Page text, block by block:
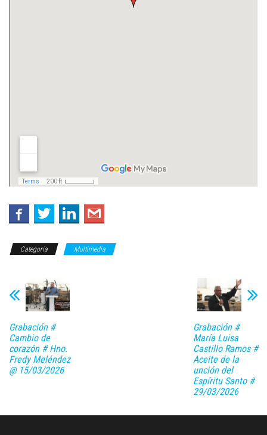
Categoría Multimedia
Grabación #
Cambio de
corazón # Hno.
Fredy Meléndez
@ 15/03/2026
Grabación #
María Luisa
Castillo Ramos #
Aceite de la
unción del
Espíritu Santo #
29/03/2026